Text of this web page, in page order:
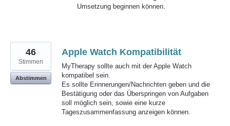
Umsetzung beginnen können.
Apple Watch Kompatibilität
MyTherapy sollte auch mit der Apple Watch
kompatibel sein.
Es sollte Erinnerungen/Nachrichten geben und die
Bestätigung oder das Überspringen von Aufgaben
soll möglich sein, sowie eine kurze
Tageszusammenfassung anzeigen können.
46
Stimmen
Abstimmen